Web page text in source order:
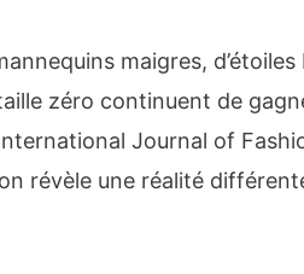
maigres,
zéro continuent de
Journal of
révèle une réalité